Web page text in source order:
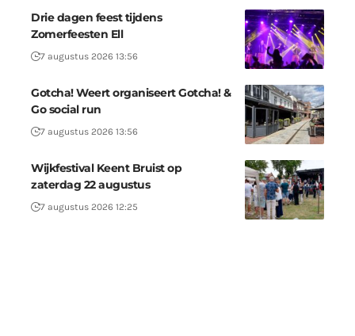
Drie dagen feest tijdens
Zomerfeesten Ell
7 augustus 2026 13:56
Gotcha! Weert organiseert Gotcha! &
Go social run
7 augustus 2026 13:56
Wijkfestival Keent Bruist op
zaterdag 22 augustus
7 augustus 2026 12:25